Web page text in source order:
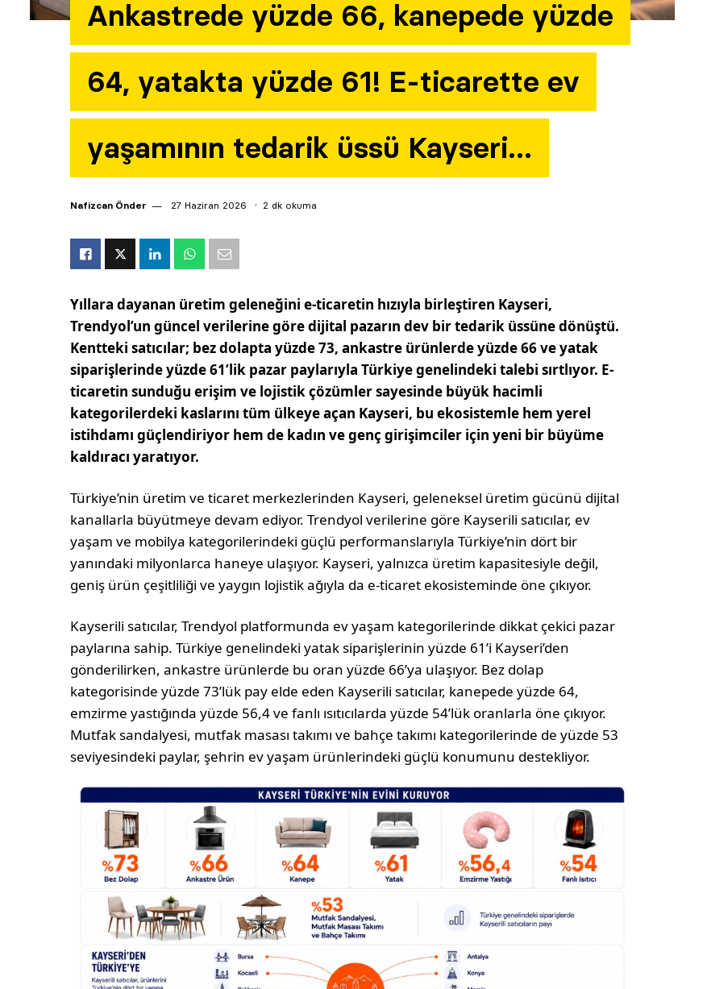
Ankastrede yüzde 66, kanepede yüzde
64, yatakta yüzde 61! E-ticarette ev
yaşamının tedarik üssü Kayseri…
Nafizcan Önder 27 Haziran 2026 2 dk okuma
Yıllara dayanan üretim geleneğini e-ticaretin hızıyla birleştiren Kayseri,
Trendyol’un güncel verilerine göre dijital pazarın dev bir tedarik üssüne dönüştü.
Kentteki satıcılar; bez dolapta yüzde 73, ankastre ürünlerde yüzde 66 ve yatak
siparişlerinde yüzde 61’lik pazar paylarıyla Türkiye genelindeki talebi sırtlıyor. E-
ticaretin sunduğu erişim ve lojistik çözümler sayesinde büyük hacimli
kategorilerdeki kaslarını tüm ülkeye açan Kayseri, bu ekosistemle hem yerel
istihdamı güçlendiriyor hem de kadın ve genç girişimciler için yeni bir büyüme
kaldıracı yaratıyor.
Türkiye’nin üretim ve ticaret merkezlerinden Kayseri, geleneksel üretim gücünü dijital
kanallarla büyütmeye devam ediyor. Trendyol verilerine göre Kayserili satıcılar, ev
yaşam ve mobilya kategorilerindeki güçlü performanslarıyla Türkiye’nin dört bir
yanındaki milyonlarca haneye ulaşıyor. Kayseri, yalnızca üretim kapasitesiyle değil,
geniş ürün çeşitliliği ve yaygın lojistik ağıyla da e-ticaret ekosisteminde öne çıkıyor.
Kayserili satıcılar, Trendyol platformunda ev yaşam kategorilerinde dikkat çekici pazar
paylarına sahip. Türkiye genelindeki yatak siparişlerinin yüzde 61’i Kayseri’den
gönderilirken, ankastre ürünlerde bu oran yüzde 66’ya ulaşıyor. Bez dolap
kategorisinde yüzde 73’lük pay elde eden Kayserili satıcılar, kanepede yüzde 64,
emzirme yastığında yüzde 56,4 ve fanlı ısıtıcılarda yüzde 54’lük oranlarla öne çıkıyor.
Mutfak sandalyesi, mutfak masası takımı ve bahçe takımı kategorilerinde de yüzde 53
seviyesindeki paylar, şehrin ev yaşam ürünlerindeki güçlü konumunu destekliyor.